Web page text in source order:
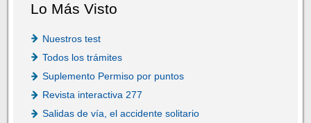
Lo Más Visto
Nuestros test
Todos los trámites
Suplemento Permiso por puntos
Revista interactiva 277
Salidas de vía, el accidente solitario